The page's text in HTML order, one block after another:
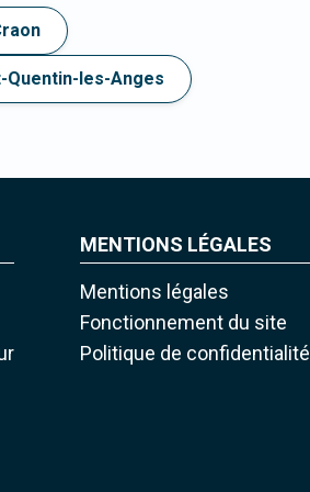
Quentin-les-Anges
MENTIONS LÉGALES
Mentions légales
Fonctionnement du site
Politique de confidentialité